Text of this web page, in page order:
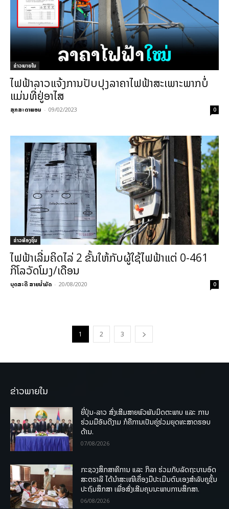
ຂ່າວພາຍ​ໃນ
ໄຟຟ້າລາວແຈ້ງການປັບປຸງລາຄາໄຟຟ້າສະເພາະພາກບໍ່
ແມ່ນທີ່ຢູ່ອາໄສ
ສຸກສະດາພອນ - 09/02/2023 0
ຂ່າວທ້ອງຖິ່ນ
ໄຟຟ້າເລີ່ມຄິດໄລ່ 2 ຂັ້ນໃຫ້ກັບຜູ້ໃຊ້ໄຟຟ້າແຕ່ 0-461
ກິໂລວັດໂມງ/ເດືອນ
ບຸດສະດີ ສາຍນ້ຳມັດ - 20/08/2020 0
1 2 3
ຂ່າວພາຍໃນ
ຍີ່ປຸ່ນ-ລາວ ສົ່ງເສີມສາຍພົວພັນມິດຕະພາບ ແລະ ການ
ຮ່ວມມືອັນດີງາມ ກໍຄືການເປັນຄູ່ຮ່ວມຍຸດທະສາດຮອບ
ດ້ານ.
07/08/2026
ກະຊວງສຶກສາທິການ ແລະ ກິລາ ຮ່ວມກັບລັດຖະບານອົດ
ສະຕຣາລີ ໄດ້ນຳສະເໜີເຄື່ອງມືປະເມີນຕົນເອງສຳລັບຄູຊັ້ນ
ປະຖົມສຶກສາ ເພື່ອສົ່ງເສີມຄຸນນະພາບການສຶກສາ.
06/08/2026